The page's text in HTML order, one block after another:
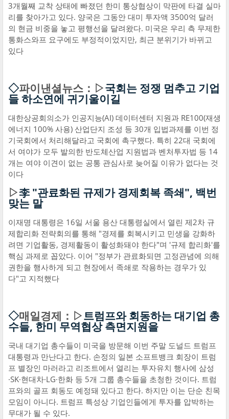
3개월째 교착 상태에 빠졌던 한미 통상협상이 막판에 타결 실마
리를 찾아가고 있다. 양국은 그동안 대미 투자액 3500억 달러
의 현금 비중을 놓고 평행선을 달려왔다. 미국은 우리 측 무제한
통화스와프 요구에도 부정적이었지만, 최근 분위기가 바뀌고
있다
◇파이낸셜뉴스：▷국회는 정쟁 멈추고 기업
들 하소연에 귀기울이길
대한상공회의소가 인공지능(AI) 데이터센터 지원과 RE100(재생
에너지 100% 사용) 산업단지 조성 등 30개 입법과제를 이번 정
기국회에서 처리해달라고 국회에 촉구했다. 특히 22대 국회에
서 여야가 모두 발의한 반도체산업 지원법과 벤처투자법 등 14
개는 여야 이견이 없는 공통 관심사로 늦어질 이유가 없다는 것
이다
▷李 "관료화된 규제가 경제회복 족쇄", 백번
맞는 말
이재명 대통령은 16일 서울 용산 대통령실에서 열린 제2차 규
제합리화 전략회의를 통해 "경제를 회복시키고 민생을 강화하
려면 기업활동, 경제활동이 활성화돼야 한다"며 '규제 합리화'를
핵심 과제로 꼽았다. 이어 "정부가 관료화되면 고정관념에 의해
권한을 행사하게 되고 현장에서 족쇄로 작용하는 경우가 있
다"고 지적했다
◇매일경제：▷트럼프와 회동하는 대기업 총
수들, 한미 무역협상 측면지원을
국내 대기업 총수들이 미국을 방문해 이번 주말 도널드 트럼프
대통령과 만난다고 한다. 손정의 일본 소프트뱅크 회장이 트럼
프 별장인 마러라고 리조트에서 열리는 투자유치 행사에 삼성
·SK·현대차·LG·한화 등 5개 그룹 총수들을 초청한 것이다. 트럼
프와의 골프 회동도 예정돼 있다고 한다. 하지만 이는 단순 친목
모임이 아니다. 트럼프 특성상 기업인들에게 투자를 압박하는
무대가 될 수 있다.